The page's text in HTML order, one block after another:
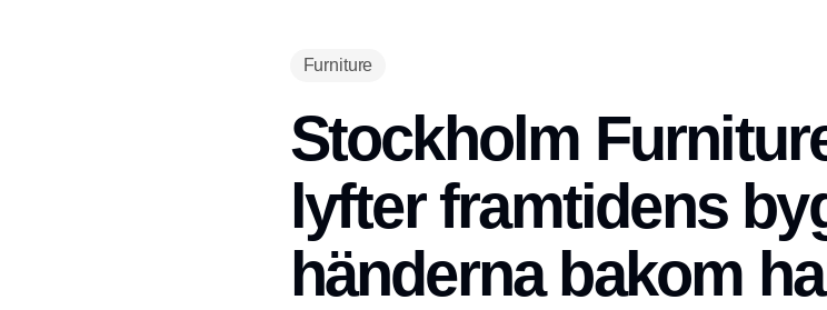
Furniture
Stockholm
lyfter framtidens
händerna bakom